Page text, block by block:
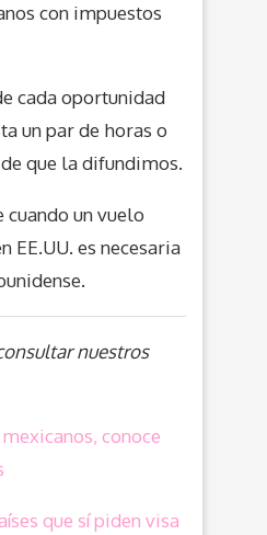
con impuestos
cada oportunidad
un par de horas o
que la difundimos.
cuando un vuelo
EE.UU. es necesaria
nuestros
conoce
que sí piden visa